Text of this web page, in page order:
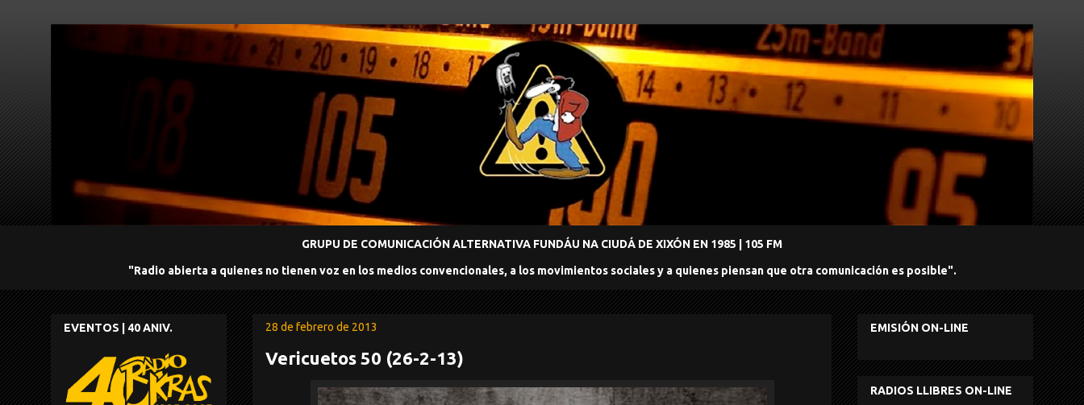
GRUPU DE COMUNICACIÓN ALTERNATIVA FUNDÁU NA CIUDÁ DE XIXÓN EN 1985 | 105 FM
"Radio abierta a quienes no tienen voz en los medios convencionales, a los movimientos sociales y a quienes piensan que otra comunicación es posible".
28 de febrero de 2013
Vericuetos 50 (26-2-13)
EVENTOS | 40 ANIV. EMISIÓN ON-LINE
RADIOS LLIBRES ON-LINE